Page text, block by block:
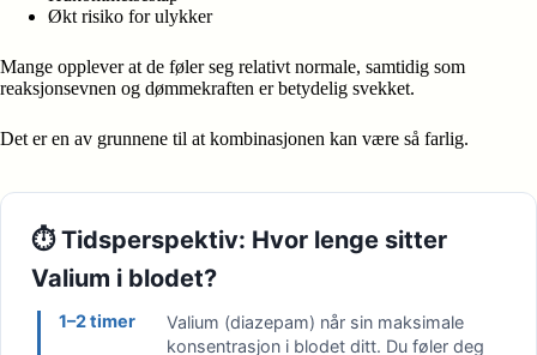
Økt risiko for ulykker
Mange opplever at de føler seg relativt normale, samtidig som
reaksjonsevnen og dømmekraften er betydelig svekket.
Det er en av grunnene til at kombinasjonen kan være så farlig.
⏱️ Tidsperspektiv: Hvor lenge sitter
Valium i blodet?
1–2 timer
Valium (diazepam) når sin maksimale
konsentrasjon i blodet ditt. Du føler deg